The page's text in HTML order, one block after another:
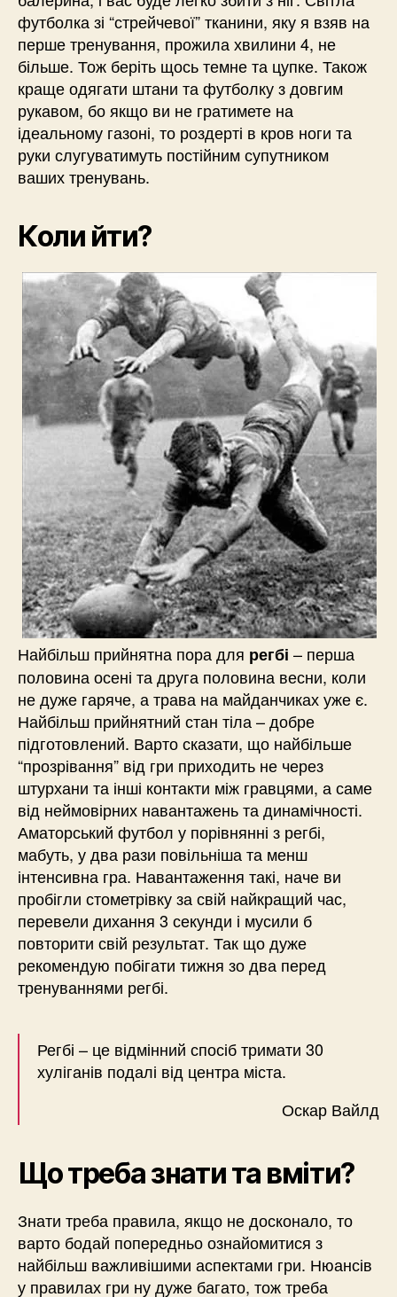
футболка зі “стрейчевої” тканини, яку я взяв на
перше тренування, прожила хвилини 4, не
більше. Тож беріть щось темне та цупке. Також
краще одягати штани та футболку з довгим
рукавом, бо якщо ви не гратимете на
ідеальному газоні, то роздерті в кров ноги та
руки слугуватимуть постійним супутником
ваших тренувань.
Коли йти?
Найбільш прийнятна пора для регбі – перша
половина осені та друга половина весни, коли
не дуже гаряче, а трава на майданчиках уже є.
Найбільш прийнятний стан тіла – добре
підготовлений. Варто сказати, що найбільше
“прозрівання” від гри приходить не через
штурхани та інші контакти між гравцями, а саме
від неймовірних навантажень та динамічності.
Аматорський футбол у порівнянні з регбі,
мабуть, у два рази повільніша та менш
інтенсивна гра. Навантаження такі, наче ви
пробігли стометрівку за свій найкращий час,
перевели дихання 3 секунди і мусили б
повторити свій результат. Так що дуже
рекомендую побігати тижня зо два перед
тренуваннями регбі.
Регбі – це відмінний спосіб тримати 30
хуліганів подалі від центра міста.
Оскар Вайлд
Що треба знати та вміти?
Знати треба правила, якщо не досконало, то
варто бодай попередньо ознайомитися з
найбільш важливішими аспектами гри. Нюансів
у правилах гри ну дуже багато, тож треба